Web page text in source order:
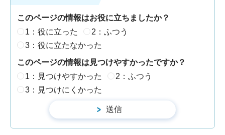
このページの情報はお役に立ちましたか？
1：役に立った
2：ふつう
3：役に立たなかった
このページの情報は見つけやすかったですか？
1：見つけやすかった
2：ふつう
3：見つけにくかった